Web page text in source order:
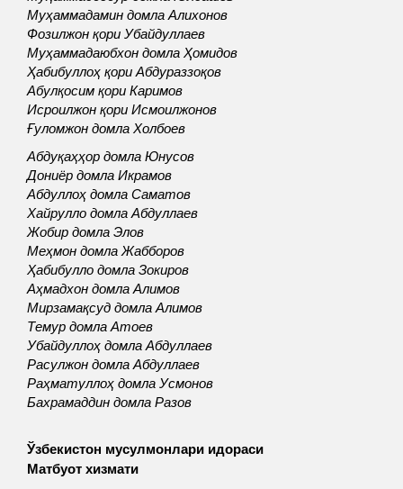
Муҳаммадамин домла Алихонов
Фозилжон қори Убайдуллаев
Муҳаммадаюбхон домла Ҳомидов
Ҳабибуллоҳ қори Абдураззоқов
Абулқосим қори Каримов
Исроилжон қори Исмоилжонов
Ғуломжон домла Холбоев
Абдуқаҳҳор домла Юнусов
Дониёр домла Икрамов
Абдуллоҳ домла Саматов
Хайрулло домла Абдуллаев
Жобир домла Элов
Меҳмон домла Жабборов
Ҳабибулло домла Зокиров
Аҳмадхон домла Алимов
Мирзамақсуд домла Алимов
Темур домла Атоев
Убайдуллоҳ домла Абдуллаев
Расулжон домла Абдуллаев
Раҳматуллоҳ домла Усмонов
Бахрамаддин домла Разов
Ўзбекистон мусулмонлари идораси
Матбуот хизмати